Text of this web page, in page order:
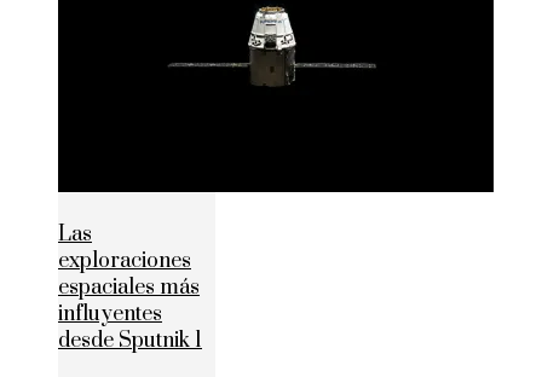
Las
exploraciones
espaciales más
influyentes
desde Sputnik 1